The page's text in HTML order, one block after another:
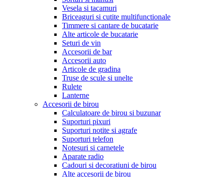
Vesela si tacamuri
Briceaguri si cutite multifunctionale
Timmere si cantare de bucatarie
Alte articole de bucatarie
Seturi de vin
Accesorii de bar
Accesorii auto
Articole de gradina
Truse de scule si unelte
Rulete
Lanterne
Accesorii de birou
Calculatoare de birou si buzunar
Suporturi pixuri
Suporturi notite si agrafe
Suporturi telefon
Notesuri si carnetele
Aparate radio
Cadouri si decoratiuni de birou
Alte accesorii de birou